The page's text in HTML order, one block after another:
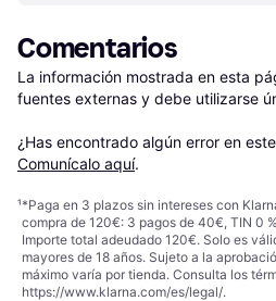
Comentarios
La información mostrada en esta
fuentes externas y debe utilizarse
¿Has encontrado algún error en
Comunícalo aquí.
¹*Paga en 3 plazos sin intereses con
compra de 120€: 3 pagos de 40€, TIN 0
Importe total adeudado 120€. Solo es
mayores de 18 años. Sujeto a la
máximo varía por tienda. Consulta los
https://www.klarna.com/es/legal/.